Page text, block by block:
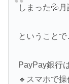
しまった💦
ということ
PayPay銀行
🔹スマホで